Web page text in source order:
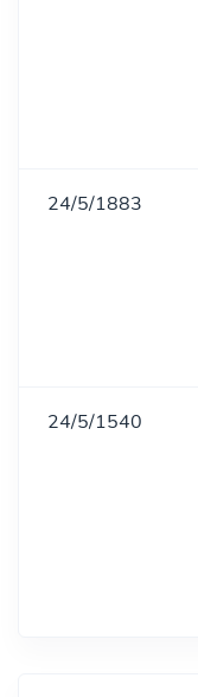
24/5/1883
24/5/1540